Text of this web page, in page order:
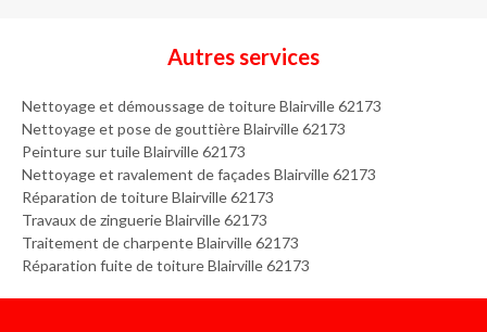
Autres services
Nettoyage et démoussage de toiture Blairville 62173
Nettoyage et pose de gouttière Blairville 62173
Peinture sur tuile Blairville 62173
Nettoyage et ravalement de façades Blairville 62173
Réparation de toiture Blairville 62173
Travaux de zinguerie Blairville 62173
Traitement de charpente Blairville 62173
Réparation fuite de toiture Blairville 62173